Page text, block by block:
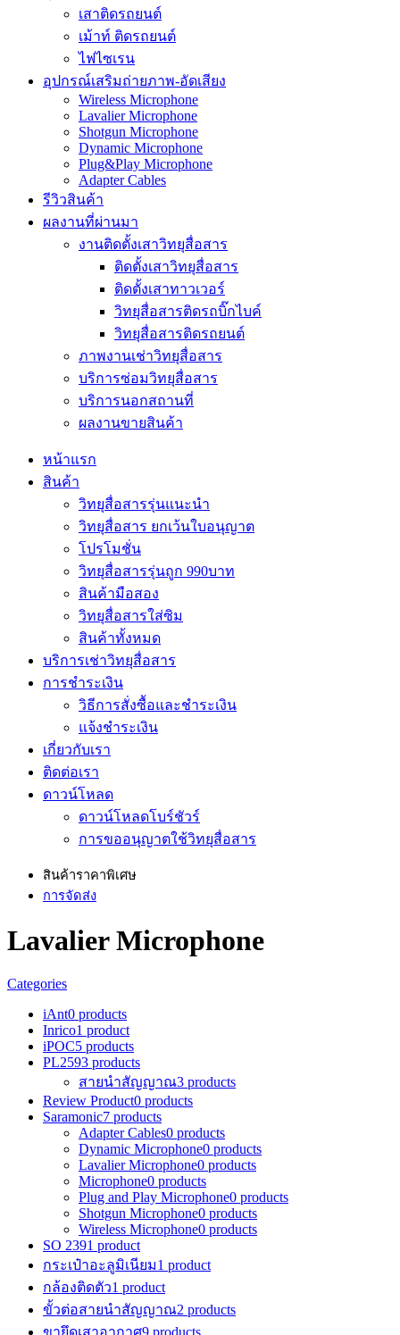
เสาติดรถยนต์
เม้าท์ ติดรถยนต์
ไฟไซเรน
อุปกรณ์เสริมถ่ายภาพ-อัดเสียง
Wireless Microphone
Lavalier Microphone
Shotgun Microphone
Dynamic Microphone
Plug&Play Microphone
Adapter Cables
รีวิวสินค้า
ผลงานที่ผ่านมา
งานติดตั้งเสาวิทยุสื่อสาร
ติดตั้งเสาวิทยุสื่อสาร
ติดตั้งเสาทาวเวอร์
วิทยุสื่อสารติดรถบิ๊กไบค์
วิทยุสื่อสารติดรถยนต์
ภาพงานเช่าวิทยุสื่อสาร
บริการซ่อมวิทยุสื่อสาร
บริการนอกสถานที่
ผลงานขายสินค้า
หน้าแรก
สินค้า
วิทยุสื่อสารรุ่นแนะนำ
วิทยุสื่อสาร ยกเว้นใบอนุญาต
โปรโมชั่น
วิทยุสื่อสารรุ่นถูก 990บาท
สินค้ามือสอง
วิทยุสื่อสารใส่ซิม
สินค้าทั้งหมด
บริการเช่าวิทยุสื่อสาร
การชำระเงิน
วิธีการสั่งซื้อและชำระเงิน
แจ้งชำระเงิน
เกี่ยวกับเรา
ติดต่อเรา
ดาวน์โหลด
ดาวน์โหลดโบร์ชัวร์
การขออนุญาตใช้วิทยุสื่อสาร
สินค้าราคาพิเศษ
การจัดส่ง
Lavalier Microphone
Categories
iAnt0 products
Inrico1 product
iPOC5 products
PL2593 products
สายนำสัญญาณ3 products
Review Product0 products
Saramonic7 products
Adapter Cables0 products
Dynamic Microphone0 products
Lavalier Microphone0 products
Microphone0 products
Plug and Play Microphone0 products
Shotgun Microphone0 products
Wireless Microphone0 products
SO 2391 product
กระเป๋าอะลูมิเนียม1 product
กล้องติดตัว1 product
ขั้วต่อสายนำสัญญาณ2 products